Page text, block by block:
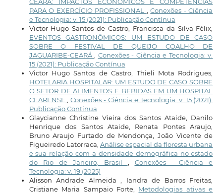
PARA O EXERCÍCIO PROFISSIONAL
,Conexões - Ciência
e Tecnologia: v. 15 (2021): Publicação Contínua
Victor Hugo Santos de Castro, Francisca da Silva Félix,
EVENTOS GASTRONÔMICOS: UM ESTUDO DE CASO
SOBRE O FESTIVAL DE QUEIJO COALHO DE
JAGUARIBE-CEARÁ
Conexões - Ciência e Tecnologia: v.
15 (2021): Publicação Contínua
Victor Hugo Santos de Castro, Thieli Mota Rodrigues,
HOTELARIA HOSPITALAR: UM ESTUDO DE CASO SOBRE
O SETOR DE ALIMENTOS E BEBIDAS EM UM HOSPITAL
CEARENSE
,Conexões - Ciência e Tecnologia: v. 15 (2021):
Publicação Contínua
Glaycianne Christine Vieira dos Santos Ataide, Danilo
Henrique dos Santos Ataide, Renata Pontes Araujo,
Bruno Araujo Furtado de Mendonça, João Vicente de
Figueiredo Latorraca, Análise espacial da floresta urbana
e sua relação com a densidade demográfica no estado
do Rio de Janeiro, Brasil
Conexões - Ciência e
Tecnologia: v. 19 (2025)
Alisson Andrade Almeida , Iandra de Barros Freitas,
Cristiane Maria Sampaio Forte, Metodologias ativas e